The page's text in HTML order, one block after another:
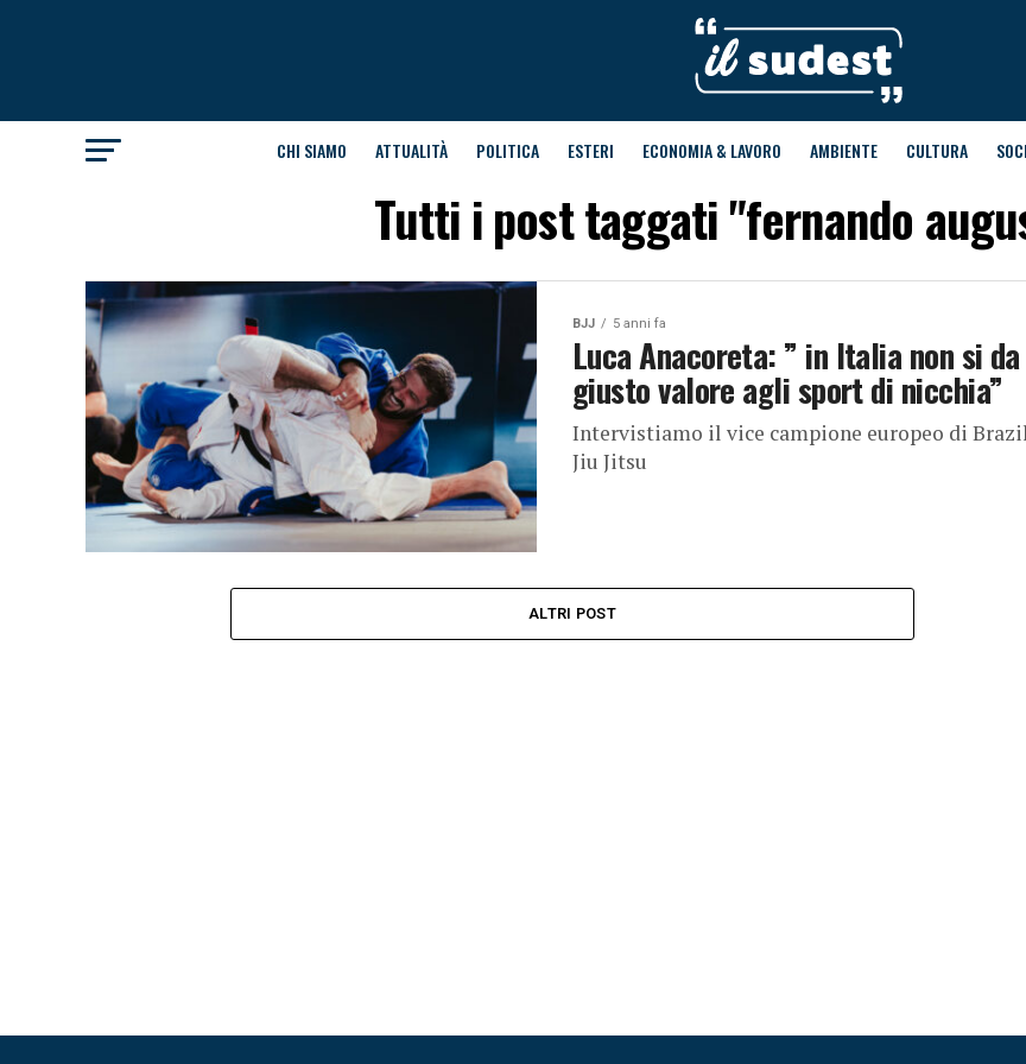
CHI SIAMO ATTUALITÀ POLITICA ESTERI ECONOMIA & LAVORO AMBIENTE CULTURA
Tutti i post taggati "fernando
BJJ 5 anni fa
Luca Anacoreta: ” in Italia non si
giusto valore agli sport di nicchia”
Intervistiamo il vice campione europeo di
Jiu Jitsu
ALTRI POST